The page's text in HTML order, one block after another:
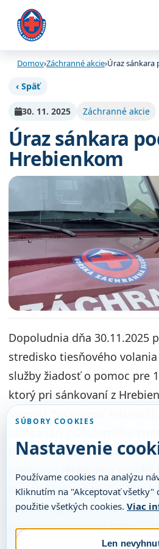
Domov›Záchranné akcie›Úraz
‹ Späť
30. 11. 2025 Záchranné akcie
Úraz sánkara
Hrebienkom
Dopoludnia dňa 30.11.2025
stredisko tiesňového
služby žiadosť o pomoc pre
ktorý pri sánkovaní z
stromu. Na pomoc mu odišli
Po príchode na miesto
pomocou terénneho vozidla
do Starého Smokovca, kde
odovzdaný do starostlivosti
privolanej posádke RZP.
SÚBORY COOKIES
Nastavenie
Používame cookies na analýzu
Kliknutím na "Akceptovať všetky"
použitie všetkých cookies. Viac
Len